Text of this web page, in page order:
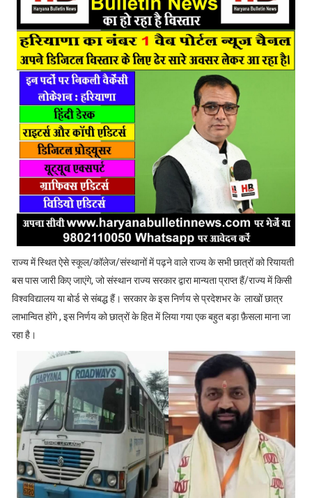
राज्य में स्थित ऐसे स्कूल/कॉलेज/संस्थानों में पढ़ने वाले राज्य के सभी छात्रों को रियायती
बस पास जारी किए जाएंगे, जो संस्थान राज्य सरकार द्वारा मान्यता प्राप्त हैं/राज्य में किसी
विश्वविद्यालय या बोर्ड से संबद्ध हैं। सरकार के इस निर्णय से प्रदेशभर के लाखों छात्र
लाभान्वित होंगे , इस निर्णय को छात्रों के हित में लिया गया एक बहुत बड़ा फ़ैसला माना जा
रहा है।